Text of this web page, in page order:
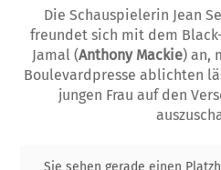
Die Schauspielerin Jean
freundet sich mit dem
Jamal (Anthony Mackie) an,
Boulevardpresse ablichten
jungen Frau auf den
Sie sehen gerade einen